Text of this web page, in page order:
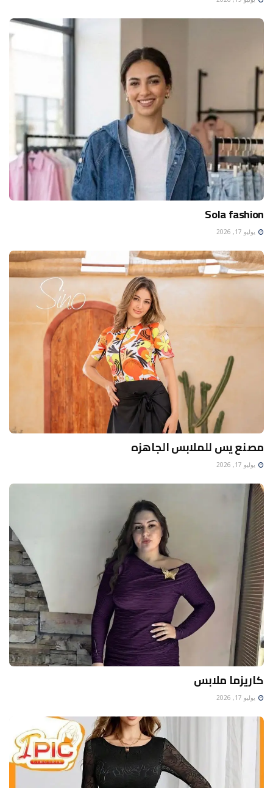
Sola fashion
يوليو 17, 2026
مصنع يس للملابس الجاهزه
يوليو 17, 2026
كاريزما ملابس
يوليو 17, 2026